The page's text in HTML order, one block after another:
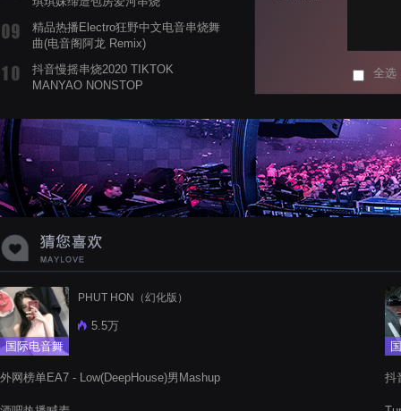
精品热播Electro狂野中文电音串烧舞
曲(电音阁阿龙 Remix)
抖音慢摇串烧2020 TIKTOK
MANYAO NONSTOP
蝉爸爸妈妈爱存在夏天的风是想你的
声音啊
全选
国际电音舞
PHUT HON（幻化版）
5.5万
外网榜单EA7 - Low(DeepHouse)男Mashup 抖